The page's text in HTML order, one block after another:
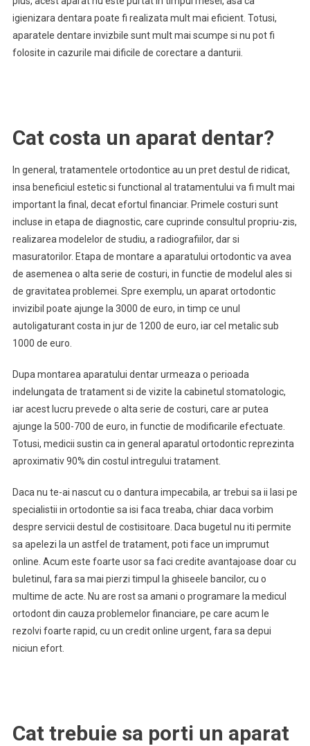
igienizara dentara poate fi realizata mult mai eficient. Totusi,
aparatele dentare invizbile sunt mult mai scumpe si nu pot fi
folosite in cazurile mai dificile de corectare a danturii.
Cat costa un aparat dentar?
In general, tratamentele ortodontice au un pret destul de ridicat,
insa beneficiul estetic si functional al tratamentului va fi mult mai
important la final, decat efortul financiar. Primele costuri sunt
incluse in etapa de diagnostic, care cuprinde consultul propriu-zis,
realizarea modelelor de studiu, a radiografiilor, dar si
masuratorilor. Etapa de montare a aparatului ortodontic va avea
de asemenea o alta serie de costuri, in functie de modelul ales si
de gravitatea problemei. Spre exemplu, un aparat ortodontic
invizibil poate ajunge la 3000 de euro, in timp ce unul
autoligaturant costa in jur de 1200 de euro, iar cel metalic sub
1000 de euro.
Dupa montarea aparatului dentar urmeaza o perioada
indelungata de tratament si de vizite la cabinetul stomatologic,
iar acest lucru prevede o alta serie de costuri, care ar putea
ajunge la 500-700 de euro, in functie de modificarile efectuate.
Totusi, medicii sustin ca in general aparatul ortodontic reprezinta
aproximativ 90% din costul intregului tratament.
Daca nu te-ai nascut cu o dantura impecabila, ar trebui sa ii lasi pe
specialistii in ortodontie sa isi faca treaba, chiar daca vorbim
despre servicii destul de costisitoare. Daca bugetul nu iti permite
sa apelezi la un astfel de tratament, poti face un imprumut
online. Acum este foarte usor sa faci credite avantajoase doar cu
buletinul, fara sa mai pierzi timpul la ghiseele bancilor, cu o
multime de acte. Nu are rost sa amani o programare la medicul
ortodont din cauza problemelor financiare, pe care acum le
rezolvi foarte rapid, cu un credit online urgent, fara sa depui
niciun efort.
Cat trebuie sa porti un aparat